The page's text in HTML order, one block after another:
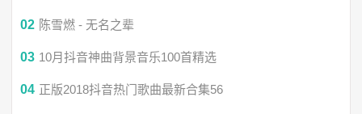
纯阳（妖扬）：
02 陈雪燃 - 无名之辈
03 10月抖音神曲背景音乐100首精选
04 正版2018抖音热门歌曲最新合集56